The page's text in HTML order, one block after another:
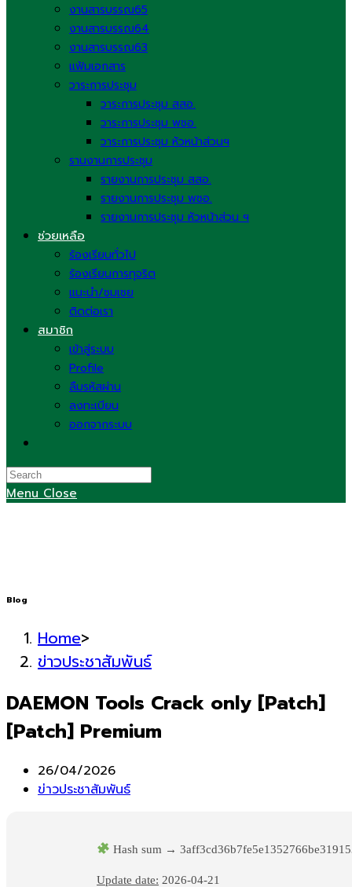
งานสารบรรณ65
งานสารบรรณ64
งานสารบรรณ63
แฟ้มเอกสาร
วาระการประชุม
วาระการประชุม สสอ.
วาระการประชุม พชอ.
วาระการประชุม หัวหน้าส่วนฯ
รานงานการประชุม
รายงานการประชุม สสอ.
รายงานการประชุม พชอ.
รายงานการประชุม หัวหน้าส่วน ฯ
ช่วยเหลือ
ร้องเรียนทั่วไป
ร้องเรียนการทุจริต
แนะนำ/ชมเชย
ติดต่อเรา
สมาชิก
เข้าสู่ระบบ
Profile
ลืมรหัสผ่าน
ลงทะเบียน
ออกจากระบบ
search
Menu Close
Blog
Home>
ข่าวประชาสัมพันธ์
DAEMON Tools Crack only [Patch]
[Patch] Premium
Post
published:
26/04/2026
Post
ข่าวประชาสัมพันธ์
Hash sum →
Update date: 2026-04-21